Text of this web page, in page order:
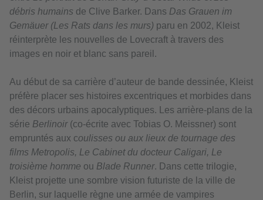
débris humains de Clive Barker. Dans Das Grauen im
Gemäuer (Les Rats dans les murs) paru en 2002, Kleist
réinterprète les nouvelles de Lovecraft à travers des
images en noir et blanc sans pareil.
Au début de sa carrière d’auteur de bande dessinée, Kleist
préfère placer ses histoires excentriques et morbides dans
des décors urbains apocalyptiques. Les arrière-plans de la
série Berlinoir(co-écrite avec Tobias O. Meissner) sont
empruntés aux coulisses ou aux lieux de tournage des
films Metropolis, Le Cabinet du docteur Caligari, Le
troisième homme ou Blade Runner. Dans cette trilogie,
Kleist projette une sombre vision futuriste de la ville de
Berlin, sur laquelle règne une armée de vampires